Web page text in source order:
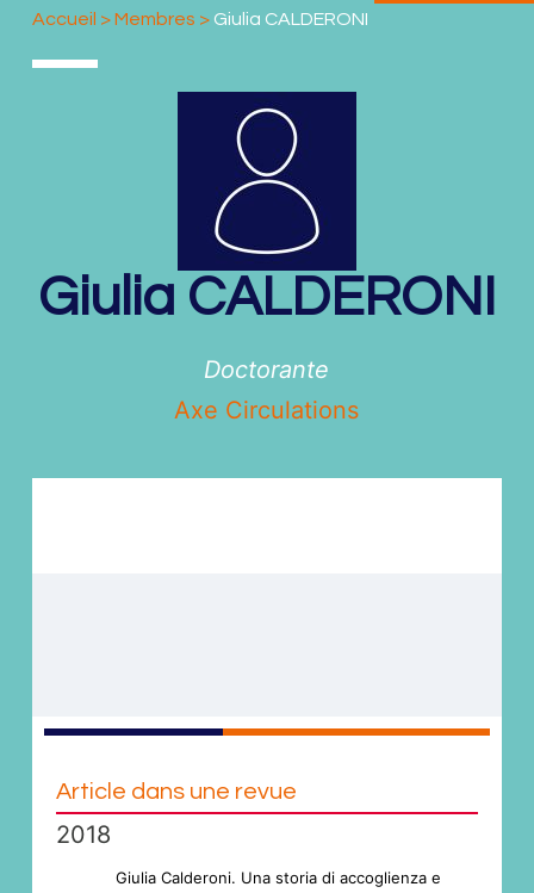
Accueil >Membres > Giulia CALDERONI
Giulia CALDERONI
Doctorante
Axe Circulations
Article dans une revue
2018
Giulia Calderoni. Una storia di accoglienza e